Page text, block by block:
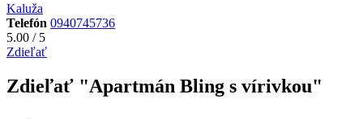
Kaluža
Telefón 0940745736
5.00 /5
Zdieľať
Zdieľať "Apartmán Bling s vírivkou"